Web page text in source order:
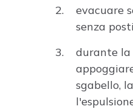
evacuare
senza
durante la
sgabello,